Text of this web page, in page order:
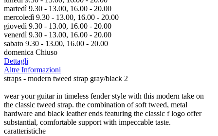
martedì 9.30 - 13.00, 16.00 - 20.00
mercoledì 9.30 - 13.00, 16.00 - 20.00
giovedì 9.30 - 13.00, 16.00 - 20.00
venerdì 9.30 - 13.00, 16.00 - 20.00
sabato 9.30 - 13.00, 16.00 - 20.00
domenica Chiuso
Dettagli
Altre Informazioni
straps - modern tweed strap gray/black 2
wear your guitar in timeless fender style with this modern take on
the classic tweed strap. the combination of soft tweed, metal
hardware and black leather ends featuring the classic f logo offer
substantial, comfortable support with impeccable taste.
caratteristiche